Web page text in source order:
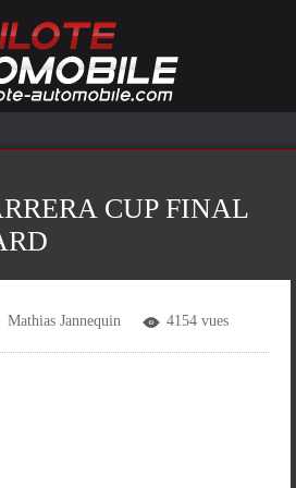
CUP FINAL
Mathias Jannequin 4154 vues